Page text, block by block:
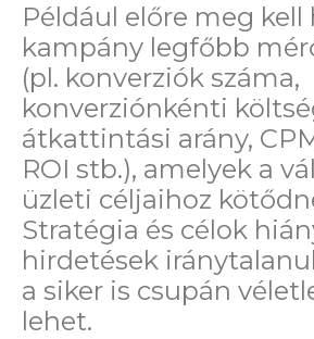
Például előre meg kell
kampány legfőbb
(pl. konverziók száma,
konverziónkénti
átkattintási arány,
ROI stb.), amelyek a
üzleti céljaihoz
Stratégia és célok
hirdetések
a siker is csupán
lehet.